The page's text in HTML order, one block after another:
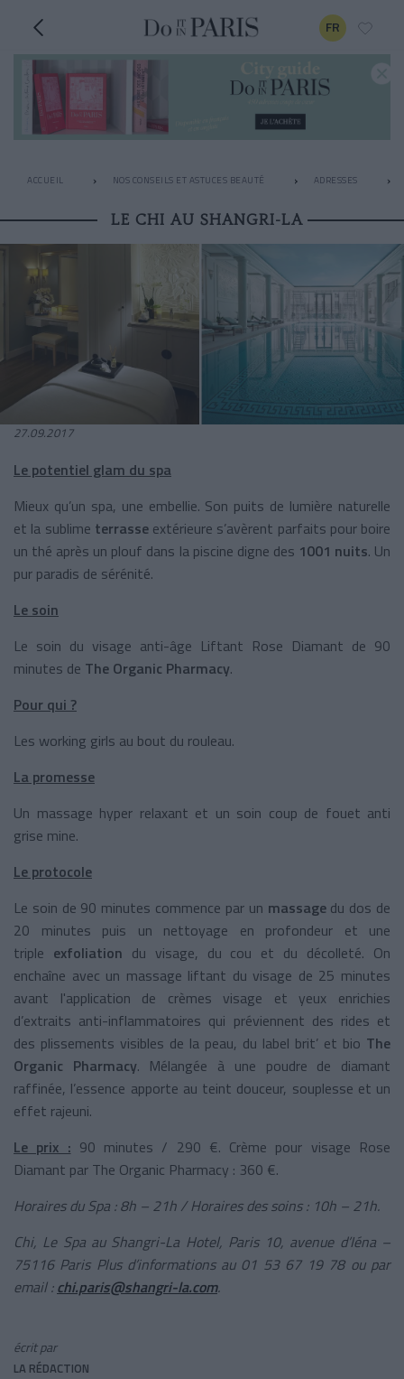
FR
ACCUEIL NOS CONSEILS ET ASTUCES BEAUTÉ ADRESSES
LE CHI AU SHANGRI-LA
27.09.2017
Le potentiel glam du spa
Mieux qu’un spa, une embellie. Son puits de lumière naturelle
et la sublime terrasse extérieure s’avèrent parfaits pour boire
un thé après un plouf dans la piscine digne des 1001 nuits. Un
pur paradis de sérénité.
Le soin
Le soin du visage anti-âge Liftant Rose Diamant de 90
minutes de The Organic Pharmacy.
Pour qui ?
Les working girls au bout du rouleau.
La promesse
Un massage hyper relaxant et un soin coup de fouet anti
grise mine.
Le protocole
Le soin de 90 minutes commence par un massage du dos de
20 minutes puis un nettoyage en profondeur et une
triple exfoliation du visage, du cou et du décolleté. On
enchaîne avec un massage liftant du visage de 25 minutes
avant l'application de crèmes visage et yeux enrichies
d’extraits anti-inflammatoires qui préviennent des rides et
des plissements visibles de la peau, du label brit’ et bio The
Organic Pharmacy. Mélangée à une poudre de diamant
raffinée, l’essence apporte au teint douceur, souplesse et un
effet rajeuni.
Le prix : 90 minutes / 290 €. Crème pour visage Rose
Diamant par The Organic Pharmacy : 360 €.
Horaires du Spa : 8h – 21h / Horaires des soins : 10h – 21h.
Chi, Le Spa au Shangri-La Hotel, Paris 10, avenue d’Iéna –
75116 Paris Plus d’informations au 01 53 67 19 78 ou par
email :chi.paris@shangri-la.com.
écrit par
LA RÉDACTION